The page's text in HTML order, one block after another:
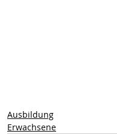
Ausbildung
Erwachsene